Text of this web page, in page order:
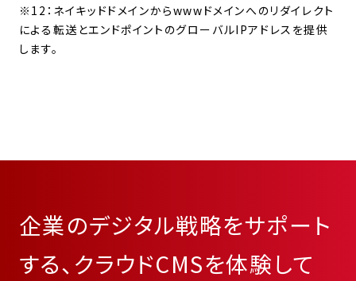
※12：ネイキッドドメインからwwwドメインへのリダイレクト
による転送とエンドポイントのグローバルIPアドレスを提供
します。
企業のデジタル戦略をサポート
する、クラウドCMSを体験して